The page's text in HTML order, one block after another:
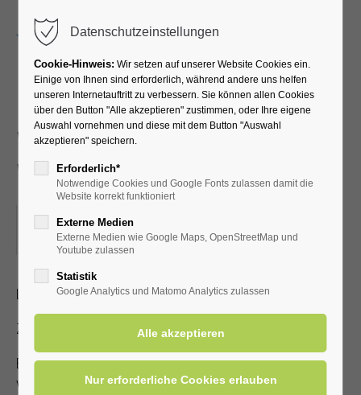
Neues und
Wissenswertes über Bad
Westernkotten
29.08.2022, 15:00
ORT: KURHALLE
Lichtbildervortrag zum Heilbad für Jedermann
Zutritt mit gültiger Kur- /Einwohnerkarte
Es steht nur eine begrenzte Anzahl an Sitzplätzen zur
Verfügung!
Datenschutzeinstellungen
Cookie-Hinweis: Wir setzen auf unserer Website Cookies ein.
Einige von Ihnen sind erforderlich, während andere uns helfen
unseren Internetauftritt zu verbessern. Sie können allen Cookies
über den Button "Alle akzeptieren" zustimmen, oder Ihre eigene
Auswahl vornehmen und diese mit dem Button "Auswahl
akzeptieren" speichern.
Erforderlich*
Notwendige Cookies und Google Fonts zulassen damit die
Website korrekt funktioniert
Externe Medien
Externe Medien wie Google Maps, OpenStreetMap und
Youtube zulassen
Statistik
Google Analytics und Matomo Analytics zulassen